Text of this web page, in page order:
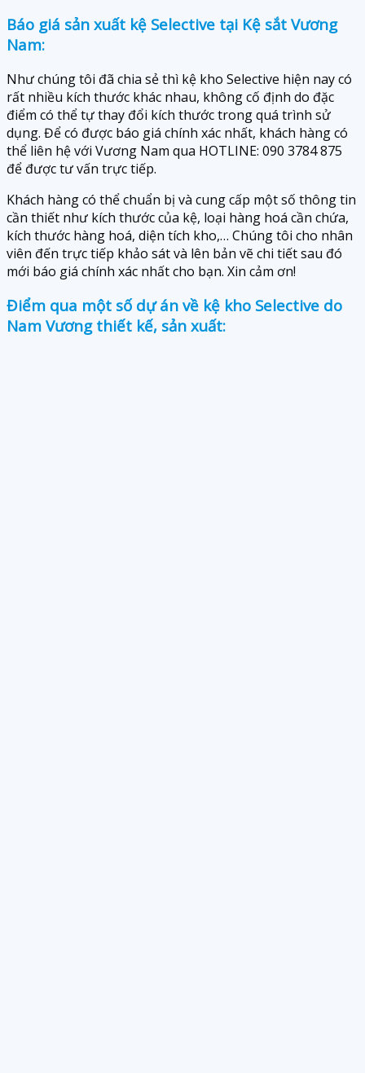
Báo giá sản xuất kệ Selective tại Kệ sắt Vương
Nam:
Như chúng tôi đã chia sẻ thì kệ kho Selective hiện nay có
rất nhiều kích thước khác nhau, không cố định do đặc
điểm có thể tự thay đổi kích thước trong quá trình sử
dụng. Để có được báo giá chính xác nhất, khách hàng có
thể liên hệ với Vương Nam qua HOTLINE: 090 3784 875
để được tư vấn trực tiếp.
Khách hàng có thể chuẩn bị và cung cấp một số thông tin
cần thiết như kích thước của kệ, loại hàng hoá cần chứa,
kích thước hàng hoá, diện tích kho,… Chúng tôi cho nhân
viên đến trực tiếp khảo sát và lên bản vẽ chi tiết sau đó
mới báo giá chính xác nhất cho bạn. Xin cảm ơn!
Điểm qua một số dự án về kệ kho Selective do
Nam Vương thiết kế, sản xuất: